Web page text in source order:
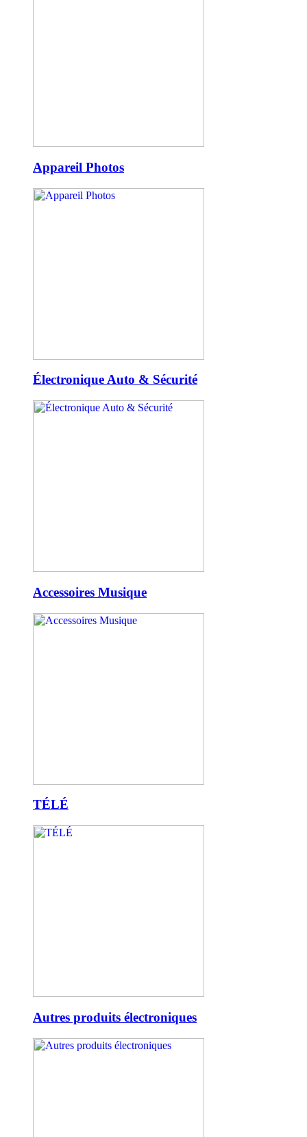
Appareil Photos
Électronique Auto & Sécurité
Accessoires Musique
TÉLÉ
Autres produits électroniques